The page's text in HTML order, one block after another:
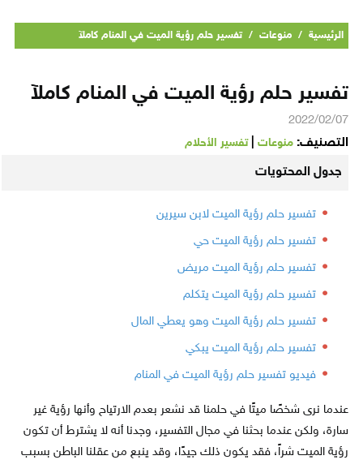
الرئيسية / منوعات / تفسير حلم رؤية الميت في المنام كاملآ
تفسير حلم رؤية الميت في المنام كاملآ
2022/02/07
التصنيف: منوعات|تفسير الأحلام
جدول المحتويات
تفسير حلم رؤية الميت لابن سيرين
تفسير حلم رؤية الميت حي
تفسير حلم رؤية الميت مريض
تفسير حلم رؤية الميت يتكلم
تفسير حلم رؤية الميت وهو يعطي المال
تفسير حلم رؤية الميت يبكي
فيديو تفسير حلم رؤية الميت في المنام
عندما نرى شخصًا ميتًا في حلمنا قد نشعر بعدم الارتياح وأنها رؤية غير
سارة، ولكن عندما بحثنا في مجال التفسير، وجدنا أنه لا يشترط أن تكون
رؤية الميت شراً، فقد يكون ذلك جيدًا، وقد ينبع من عقلنا الباطن بسبب